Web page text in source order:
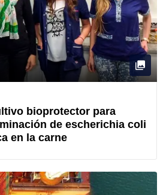
bioprotector para
de escherichia coli
en la carne